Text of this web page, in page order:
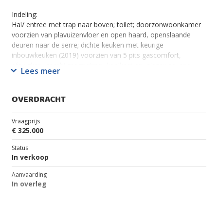
Indeling:
Hal/ entree met trap naar boven; toilet; doorzonwoonkamer
voorzien van plavuizenvloer en open haard, openslaande
deuren naar de serre; dichte keuken met keurige
inbouwkeuken (2019) voorzien van 5 pits gascomfort,
vindt u hier de witgoedaansluiting en heeft de keuken een
Overloop; 3 slaapkamers waarvan 1 met deur naar balkon;
moderne badkamer met douche, 2e toilet en wastafel met
2e Verdieping:
Middels vlizotrap bereikt u de ruime bergzolder. Hier is ook de
opstelplaats van de cv ketel.
Lees meer
OVERDRACHT
Vraagprijs
€ 325.000
Status
In verkoop
Aanvaarding
In overleg